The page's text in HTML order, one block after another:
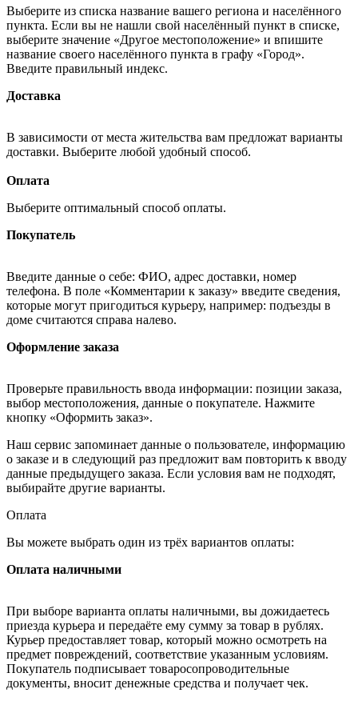
Выберите из списка название вашего региона и населённого
пункта. Если вы не нашли свой населённый пункт в списке,
выберите значение «Другое местоположение» и впишите
название своего населённого пункта в графу «Город».
Введите правильный индекс.
Доставка
В зависимости от места жительства вам предложат варианты
доставки. Выберите любой удобный способ.
Оплата
Выберите оптимальный способ оплаты.
Покупатель
Введите данные о себе: ФИО, адрес доставки, номер
телефона. В поле «Комментарии к заказу» введите сведения,
которые могут пригодиться курьеру, например: подъезды в
доме считаются справа налево.
Оформление заказа
Проверьте правильность ввода информации: позиции заказа,
выбор местоположения, данные о покупателе. Нажмите
кнопку «Оформить заказ».
Наш сервис запоминает данные о пользователе, информацию
о заказе и в следующий раз предложит вам повторить к вводу
данные предыдущего заказа. Если условия вам не подходят,
выбирайте другие варианты.
Оплата
Вы можете выбрать один из трёх вариантов оплаты:
Оплата наличными
При выборе варианта оплаты наличными, вы дожидаетесь
приезда курьера и передаёте ему сумму за товар в рублях.
Курьер предоставляет товар, который можно осмотреть на
предмет повреждений, соответствие указанным условиям.
Покупатель подписывает товаросопроводительные
документы, вносит денежные средства и получает чек.